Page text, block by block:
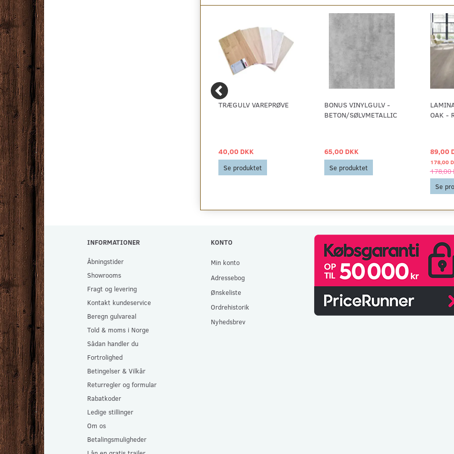
PARKETLIM 10 KG.
499,00 DKK
Se produktet
TRÆGULV VAREPRØVE
40,00 DKK
Se produktet
BONUS VINYLGULV -
BETON/SØLVMETALLIC
65,00 DKK
Se produktet
OAK -
89,00
178,00
178,00
Se
INFORMATIONER
Åbningstider
Showrooms
Fragt og levering
Kontakt kundeservice
Beregn gulvareal
Told & moms i Norge
Sådan handler du
Fortrolighed
Betingelser & Vilkår
Returregler og formular
Rabatkoder
Ledige stillinger
Om os
Betalingsmuligheder
KONTO
Min konto
Adressebog
Ønskeliste
Ordrehistorik
Nyhedsbrev